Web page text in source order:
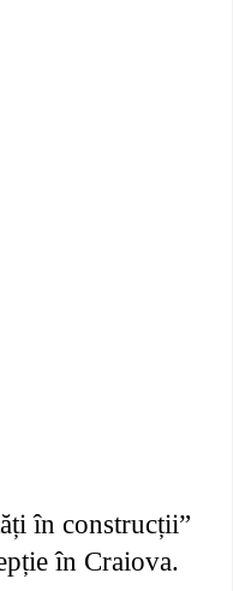
în construcții”
în Craiova.